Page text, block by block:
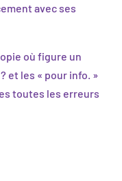
avec ses
où figure un
et les « pour info. »
toutes les erreurs